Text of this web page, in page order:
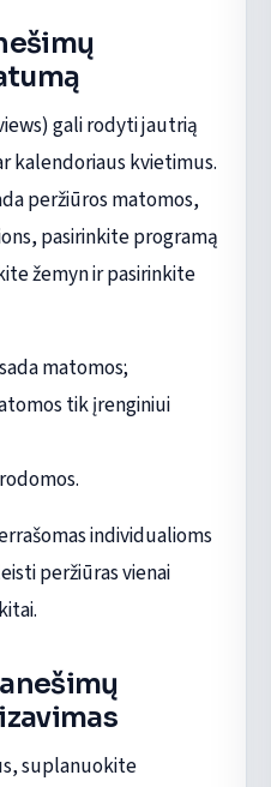
gali rodyti jautrią
kalendoriaus kvietimus.
peržiūros matomos,
pasirinkite programą
žemyn ir pasirinkite
matomos;
tik įrenginiui
individualioms
peržiūras vienai
suplanuokite